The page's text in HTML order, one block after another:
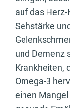
auf das
Sehstärke
und Demenz
Krankheiten,
Omega-3
einen